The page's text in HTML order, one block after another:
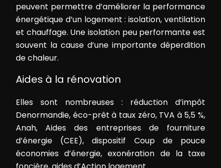
peuvent permettre d’améliorer la performance
énergétique d’un logement : isolation, ventilation
et chauffage. Une isolation peu performante est
souvent la cause d’une importante déperdition
de chaleur.
Aides à la rénovation
Elles sont nombreuses : réduction d’impôt
Denormandie, éco-prêt à taux zéro, TVA à 5,5 %,
Anah, Aides des entreprises de fourniture
d’énergie (CEE), dispositif Coup de pouce
économies d’énergie, exonération de la taxe